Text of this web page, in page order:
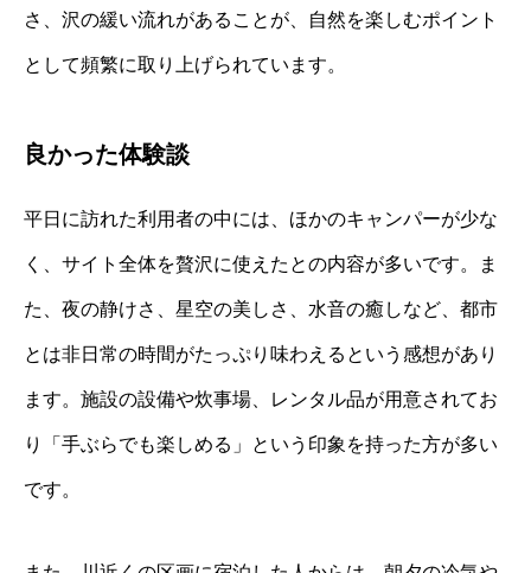
さ、沢の緩い流れがあることが、自然を楽しむポイント
として頻繁に取り上げられています。
良かった体験談
平日に訪れた利用者の中には、ほかのキャンパーが少な
く、サイト全体を贅沢に使えたとの内容が多いです。ま
た、夜の静けさ、星空の美しさ、水音の癒しなど、都市
とは非日常の時間がたっぷり味わえるという感想があり
ます。施設の設備や炊事場、レンタル品が用意されてお
り「手ぶらでも楽しめる」という印象を持った方が多い
です。